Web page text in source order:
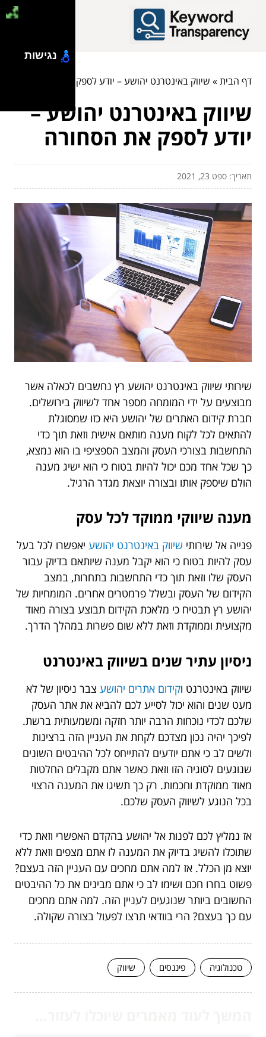
דף הבית» שיווק באינטרנט יהושע – יודע לספק את הסחורה
שיווק באינטרנט יהושע –
יודע לספק את הסחורה
תאריך: ספט 23, 2021
שירותי שיווק באינטרנט יהושע רץ נחשבים לכאלה אשר
מבוצעים על ידי המומחה מספר אחד לשיווק בירושלים.
חברת קידום האתרים של יהושע היא כזו שמסוגלת
להתאים לכל לקוח מענה מותאם אישית וזאת תוך כדי
התחשבות בצורכי העסק והמצב הספציפי בו הוא נמצא,
כך שכל אחד מכם יכול להיות בטוח כי הוא ישיג מענה
הולם שיספק אותו ובצורה יוצאת מגדר הרגיל.
מענה שיווקי ממוקד לכל עסק
פנייה אל שירותי שיווק באינטרנט יהושע יאפשרו לכל בעל
עסק להיות בטוח כי הוא יקבל מענה שיותאם בדיוק עבור
העסק שלו וזאת תוך כדי התחשבות בתחרות, במצב
הקידום של העסק ובשלל פרמטרים אחרים. המומחיות של
יהושע רץ תבטיח כי מלאכת הקידום תבוצע בצורה מאוד
מקצועית וממוקדת וזאת ללא שום פשרות במהלך הדרך.
ניסיון עתיר שנים בשיווק באינטרנט
שיווק באינטרנט וקידום אתרים יהושע צבר ניסיון של לא
מעט שנים והוא יכול לסייע לכם להביא את אתר העסק
שלכם לכדי נוכחות הרבה יותר חזקה ומשמעותית ברשת.
לפיכך יהיה נכון מצדכם לקחת את העניין הזה ברצינות
ולשים לב כי אתם יודעים להתייחס לכל ההיבטים השונים
שנוגעים לסוגיה הזו וזאת כאשר אתם מקבלים החלטות
מאוד ממוקדת וחכמות. רק כך תשיגו את המענה הרצוי
בכל הנוגע לשיווק העסק שלכם.
אז נמליץ לכם לפנות אל יהושע בהקדם האפשרי וזאת כדי
שתוכלו להשיג בדיוק את המענה לו אתם מצפים וזאת ללא
יוצא מן הכלל. אז למה אתם מחכים עם העניין הזה בעצם?
פשוט בחרו חכם ושימו לב כי אתם מבינים את כל ההיבטים
החשובים ביותר שנוגעים לעניין הזה. למה אתם מחכים
עם כך בעצם? הרי בוודאי תרצו לפעול בצורה שקולה.
טכנולוגיה פיננסים שיווק
נגישות